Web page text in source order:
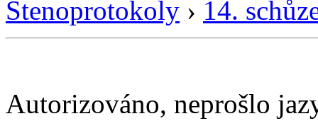
Stenoprotokoly › 14.
Autorizováno, neprošlo